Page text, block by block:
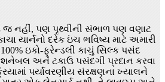
જ નહીં, પણ પૃથ્વીની સંભાળ પણ વણાટ
યાર્નનો દરેક ઇંચ ભવિષ્ય માટે અમારી
ઇકો-ફ્રેન્ડલી કાચું સિલ્ક પસંદ
અને ટકાઉ પસંદગી પ્રદાન કરવા
પર્યાવરણીય સંરક્ષણના ખ્યાલને